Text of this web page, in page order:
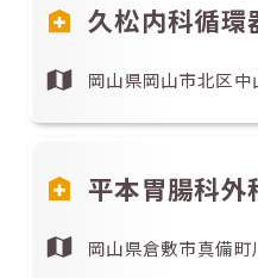
久松内科循環
岡山県岡山市北区
平本胃腸科外
岡山県倉敷市真備